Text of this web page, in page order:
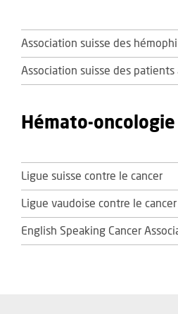
Association suisse des
Association suisse des patients
Hémato-oncologie
Ligue suisse contre le cancer
Ligue vaudoise contre le cancer
English Speaking Cancer